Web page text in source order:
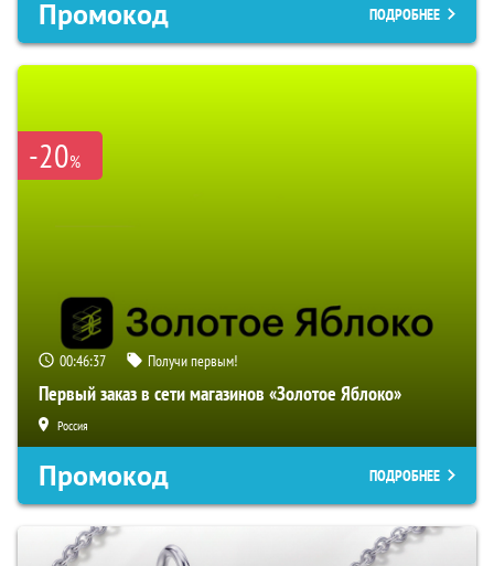
Промокод ПОДРОБНЕЕ
-20%
00:46:36 Получи первым!
Первый заказ в сети магазинов «Золотое Яблоко»
Россия
Промокод ПОДРОБНЕЕ